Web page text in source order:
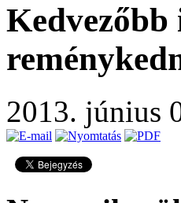
Kedvezőbb
2013. június